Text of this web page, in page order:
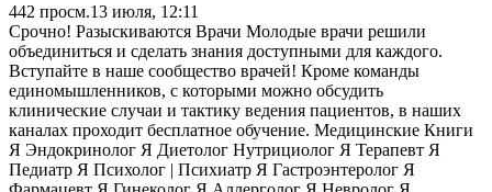
442 просм.13 июля, 12:11
Срочно! Разыскиваются Врачи Молодые врачи решили
объединиться и сделать знания доступными для каждого.
Вступайте в наше сообщество врачей! Кроме команды
единомышленников, с которыми можно обсудить
клинические случаи и тактику ведения пациентов, в наших
каналах проходит бесплатное обучение. Медицинские Книги
Я Эндокринолог Я Диетолог Нутрициолог Я Терапевт Я
Педиатр Я Психолог | Психиатр Я Гастроэнтеролог Я